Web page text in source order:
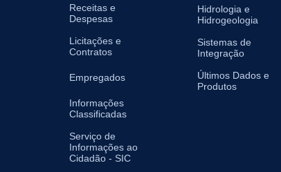
Receitas e
Despesas
Licitações e
Contratos
Empregados
Informações
Classificadas
Serviço de
Informações ao
Cidadão - SIC
Hidrologia e
Hidrogeologia
Sistemas de
Integração
Últimos Dados e
Produtos